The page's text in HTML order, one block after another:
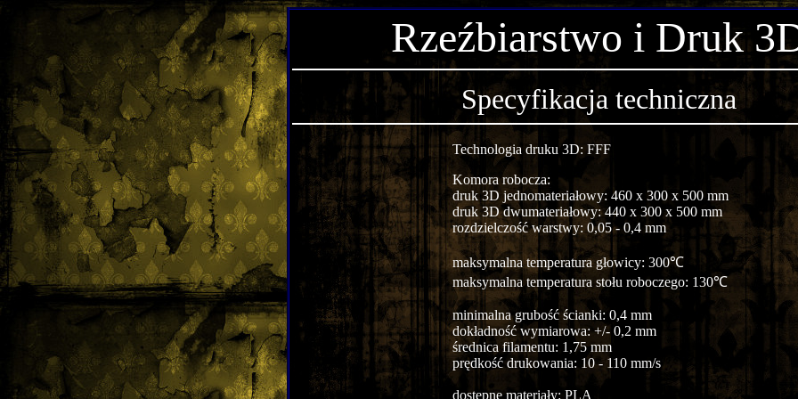
Rzeźbiarstwo i Druk
Specyfikacja techniczna
Technologia druku 3D: FFF
Komora robocza:
druk 3D jednomateriałowy: 460 x 300 x 500 mm
druk 3D dwumateriałowy: 440 x 300 x 500 mm
rozdzielczość warstwy: 0,05 - 0,4 mm
maksymalna temperatura głowicy: 300℃
maksymalna temperatura stołu roboczego: 130℃
minimalna grubość ścianki: 0,4 mm
dokładność wymiarowa: +/- 0,2 mm
średnica filamentu: 1,75 mm
prędkość drukowania: 10 - 110 mm/s
dostępne materiały: PLA